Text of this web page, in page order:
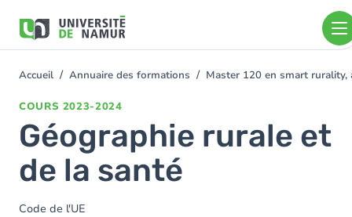
contenu
You
Accueil Annuaire des formations Master 120 en smart
COURS 2023-2024
Géographie rurale et
de la santé
Code de l'UE